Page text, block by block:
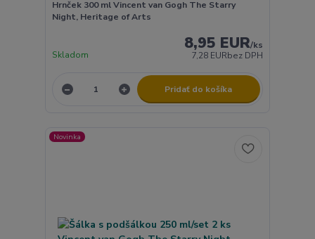
Hrnček 300 ml Vincent van Gogh The Starry
Night, Heritage of Arts
8,95 EUR/ks
7,28 EURbez DPH
Skladom
Pridať do košíka
Novinka